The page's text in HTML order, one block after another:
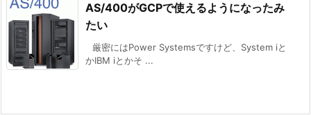
AS/400がGCPで使えるようになったみ
たい
厳密にはPower Systemsですけど、System iと
かIBM iとかそ ...